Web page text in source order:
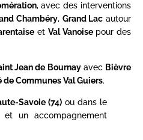
, avec des interventions
Chambéry, Grand Lac autour
et Val Vanoisepour des
Jean de Bournayavec Bièvre
Communes Val Guiers.
Savoie (74)ou dans le
un accompagnement